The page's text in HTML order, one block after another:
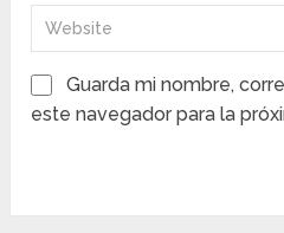
Guarda mi nombre,
este navegador para la